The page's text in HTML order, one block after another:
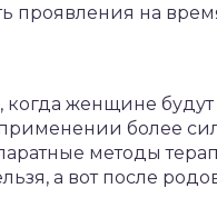
проявления на
женщине
более
методы
а вот после